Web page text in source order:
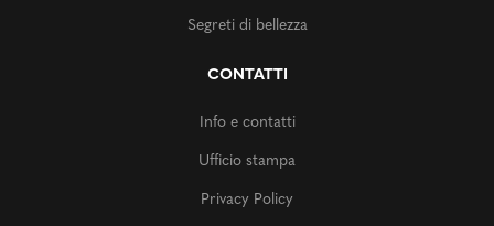
Segreti di bellezza
CONTATTI
Info e contatti
Ufficio stampa
Privacy Policy